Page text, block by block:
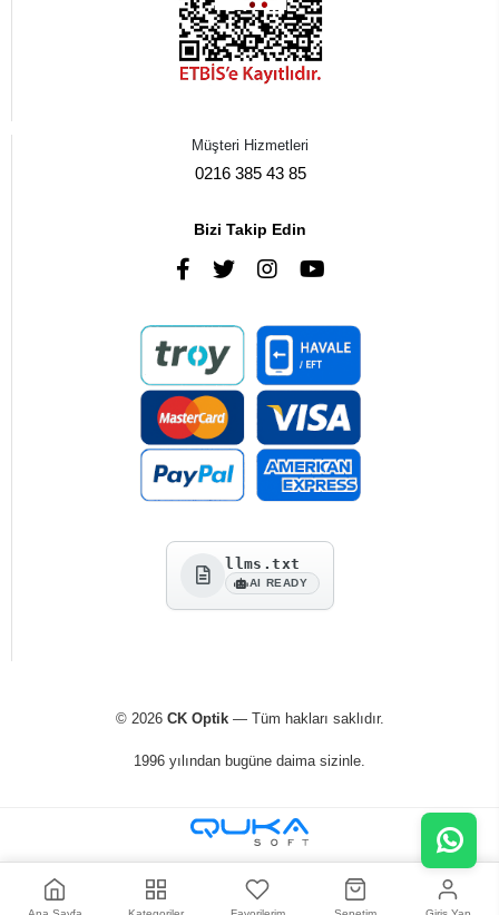
Müşteri Hizmetleri
0216 385 43 85
Bizi Takip Edin
llms.txt
AI READY
© 2026 CK Optik— Tüm hakları saklıdır.
1996 yılından bugüne daima sizinle.